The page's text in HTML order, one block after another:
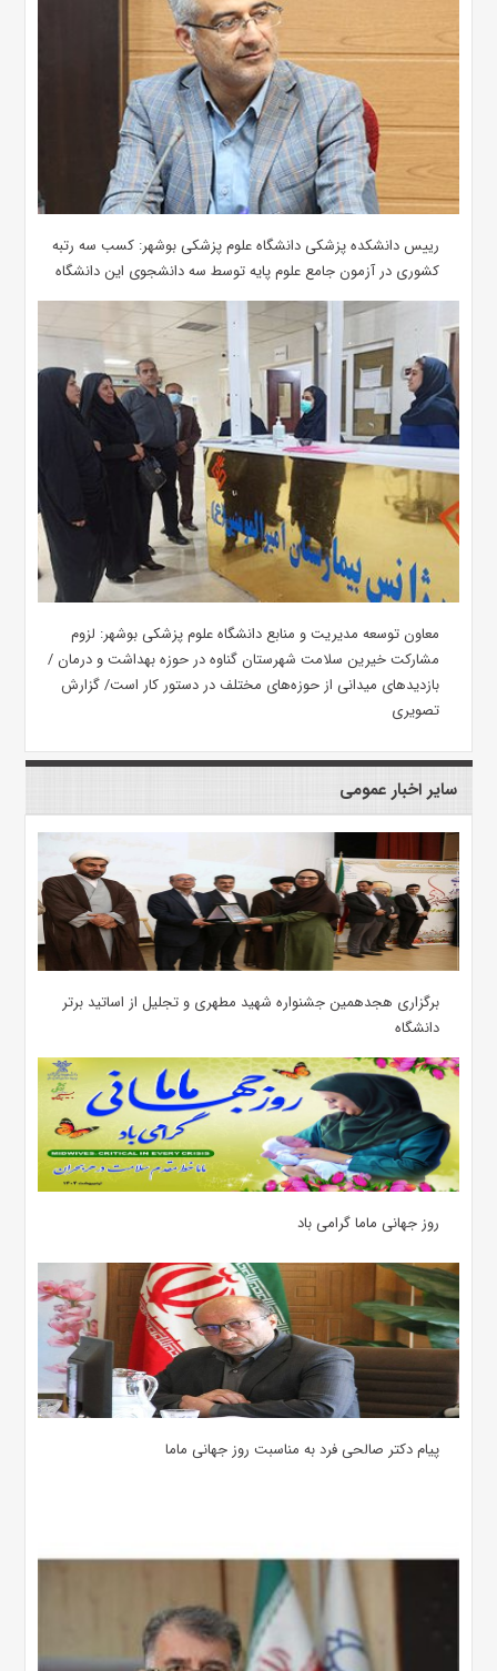
رییس دانشکده پزشکی دانشگاه علوم پزشکی بوشهر: کسب سه رتبه
کشوری در آزمون جامع علوم پایه توسط سه دانشجوی این دانشگاه
معاون توسعه مدیریت و منابع دانشگاه علوم پزشکی بوشهر: لزوم
مشارکت خیرین سلامت شهرستان گناوه در حوزه بهداشت و درمان /
بازدیدهای میدانی از حوزه‌های مختلف در دستور کار است/ گزارش
تصویری
سایر اخبار عمومی
برگزاری هجدهمین جشنواره شهید مطهری و تجلیل از اساتید برتر
دانشگاه
روز جهانی ماما گرامی باد
پیام دکتر صالحی فرد به مناسبت روز جهانی ماما